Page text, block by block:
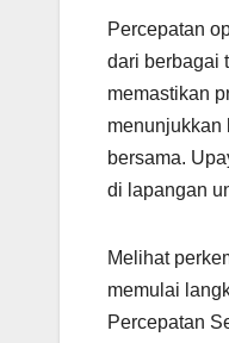
Percepatan
dari berbagai
memastikan
menunjukkan
bersama.
di lapangan
Melihat
memulai
Percepatan